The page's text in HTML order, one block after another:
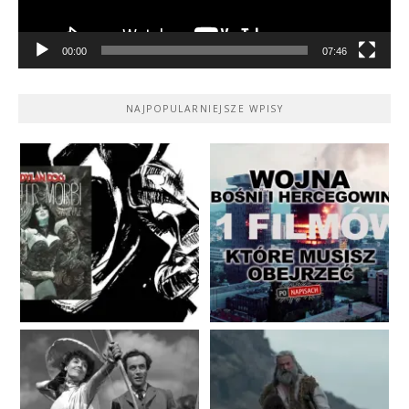
00:00 07:46
NAJPOPULARNIEJSZE WPISY